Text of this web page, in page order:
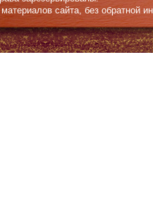
сайта, без обратной